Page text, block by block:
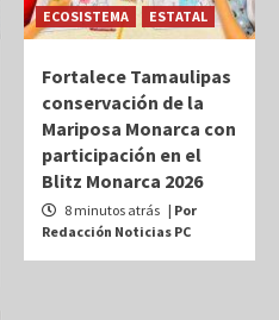
ECOSISTEMA ESTATAL
Fortalece Tamaulipas
conservación de la
Mariposa Monarca con
participación en el
Blitz Monarca 2026
8 minutos atrás | Por
Redacción Noticias PC